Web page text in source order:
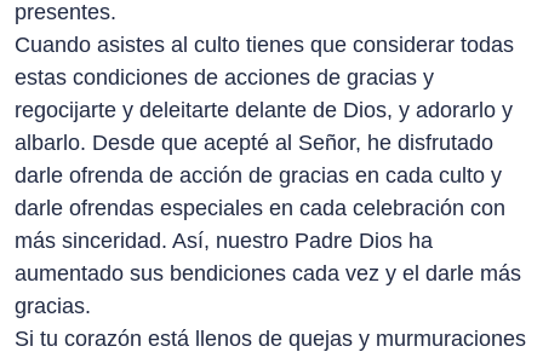
presentes.
Cuando asistes al culto tienes que considerar todas
estas condiciones de acciones de gracias y
regocijarte y deleitarte delante de Dios, y adorarlo y
albarlo. Desde que acepté al Señor, he disfrutado
darle ofrenda de acción de gracias en cada culto y
darle ofrendas especiales en cada celebración con
más sinceridad. Así, nuestro Padre Dios ha
aumentado sus bendiciones cada vez y el darle más
gracias.
Si tu corazón está llenos de quejas y murmuraciones